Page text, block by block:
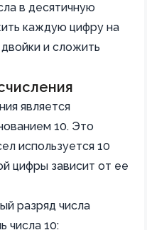
в десятичную
каждую цифру на
и сложить
является
10. Это
используется 10
цифры зависит от ее
разряд числа
числа 10: